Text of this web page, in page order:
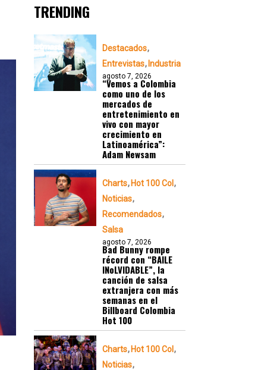
TRENDING
Destacados
Entrevistas Industria
agosto 7, 2026
“Vemos a Colombia
como uno de los
mercados de
entretenimiento en
vivo con mayor
crecimiento en
Latinoamérica”:
Adam Newsam
Charts Hot 100 Col
Noticias
Recomendados
Salsa
agosto 7, 2026
Bad Bunny rompe
récord con “BAILE
INoLVIDABLE”, la
canción de salsa
extranjera con más
semanas en el
Billboard Colombia
Hot 100
Charts Hot 100 Col
Noticias